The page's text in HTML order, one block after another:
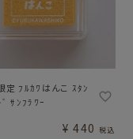
定 ﾌﾙｶﾜはんこ ｽﾀﾝ
ｻﾝﾌﾗﾜｰ
¥ 440 税込